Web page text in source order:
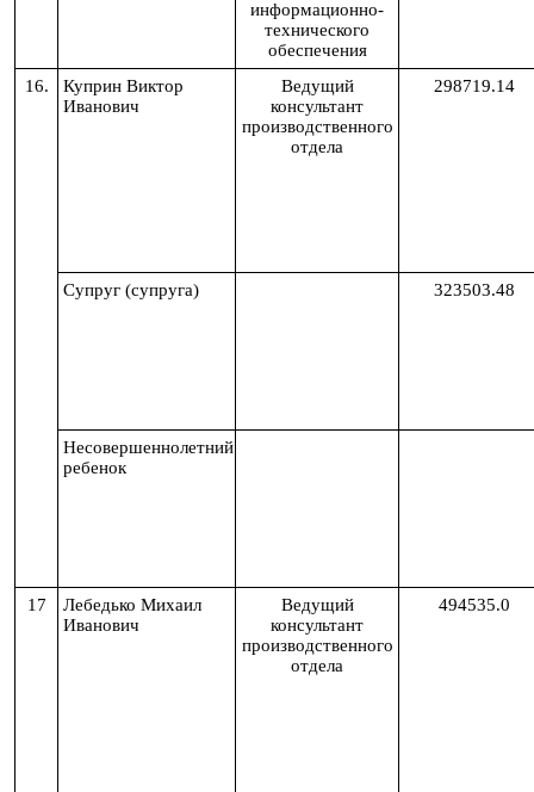
информационно-
технического
обеспечения
16.
Куприн Виктор
Иванович
Ведущий
консультант
производственного
отдела
298719.14
Супруг (супруга) 323503.48
Несовершеннолетний
ребенок
17
Лебедько Михаил
Иванович
Ведущий
консультант
производственного
отдела
494535.0